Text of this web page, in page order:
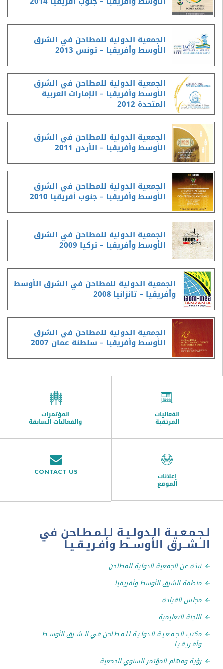
الجمعية الدولية للمطاحن في الشرق
الأوسط وأفريقيا – تونس 2013
الجمعية الدولية للمطاحن في الشرق
الأوسط وأفريقيا – الإمارات العربية
المتحدة 2012
الجمعية الدولية للمطاحن في الشرق
الأوسط وأفريقيا – الأردن 2011
الجمعية الدولية للمطاحن في الشرق
الأوسط وأفريقيا – جنوب أفريقيا 2010
الجمعية الدولية للمطاحن في الشرق
الأوسط وأفريقيا – تركيا 2009
الجمعية الدولية للمطاحن في الشرق الأوسط
وأفريقيا – تانزانيا 2008
الجمعية الدولية للمطاحن في الشرق
الأوسط وأفريقيا – سلطنة عمان 2007
والفعاليات السابقة
CONTACT US
الـدولـيـة لـلـمـطـاحن في
الأوســط وأفـريـقـيـا
عن الجمعية الدولية للمطاحن
الشرق الأوسط وأفريقيا
القيادة
التعليمية
الـدولـيـة لـلـمـطـاحن في الــشــرق الأوســط
ومهام المؤتمر السنوي للجمعية